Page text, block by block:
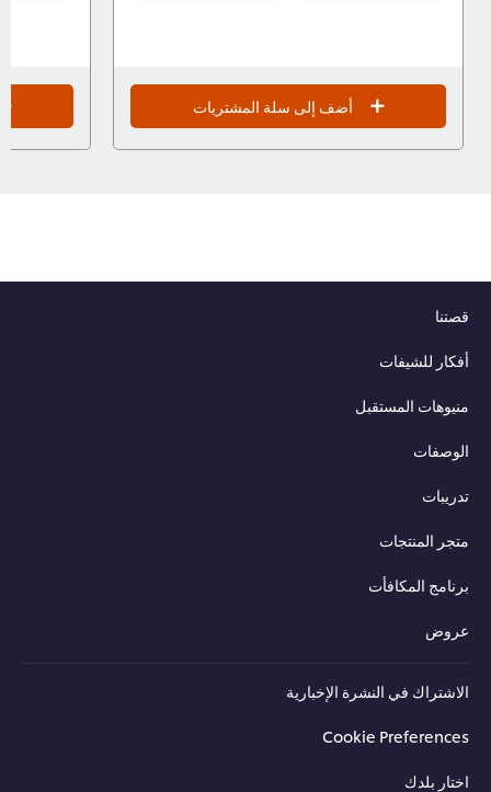
أضف إلى سلة المشتريات
قصتنا
أفكار للشيفات
منيوهات المستقبل
الوصفات
تدريبات
متجر المنتجات
برنامج المكافأت
عروض
الاشتراك في النشرة الإخبارية
Cookie Preferences
اختار بلدك